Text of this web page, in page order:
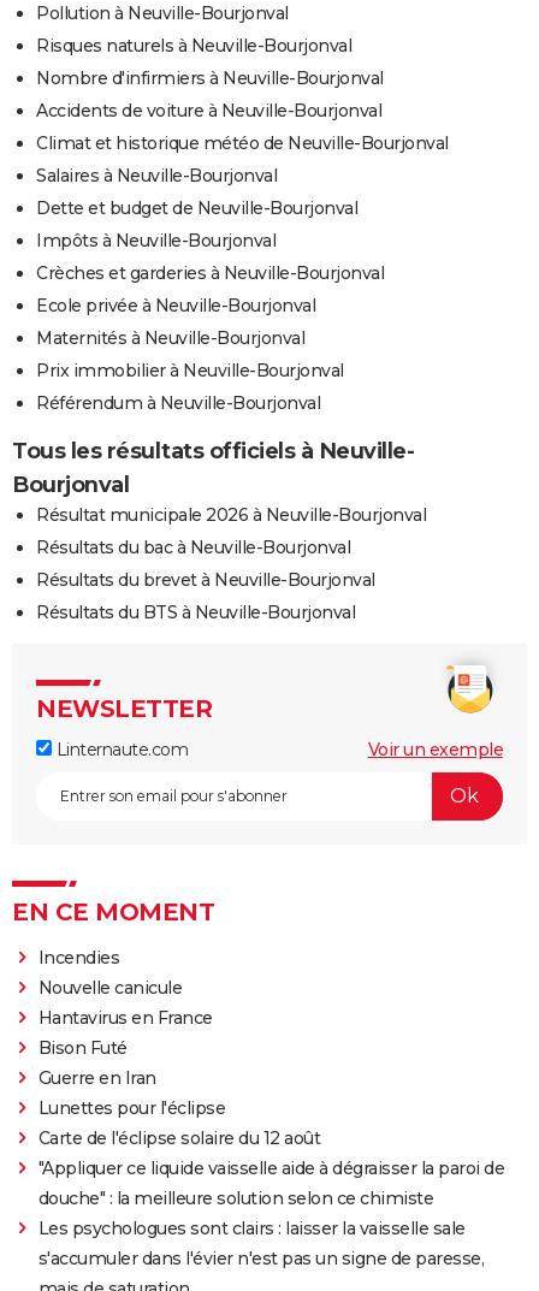
Pollution à Neuville-Bourjonval
Risques naturels à Neuville-Bourjonval
Nombre d'infirmiers à Neuville-Bourjonval
Accidents de voiture à Neuville-Bourjonval
Climat et historique météo de Neuville-Bourjonval
Salaires à Neuville-Bourjonval
Dette et budget de Neuville-Bourjonval
Impôts à Neuville-Bourjonval
Crèches et garderies à Neuville-Bourjonval
Ecole privée à Neuville-Bourjonval
Maternités à Neuville-Bourjonval
Prix immobilier à Neuville-Bourjonval
Référendum à Neuville-Bourjonval
Tous les résultats officiels à Neuville-
Bourjonval
Résultat municipale 2026 à Neuville-Bourjonval
Résultats du bac à Neuville-Bourjonval
Résultats du brevet à Neuville-Bourjonval
Résultats du BTS à Neuville-Bourjonval
NEWSLETTER
Linternaute.com Voir un exemple
EN CE MOMENT
Incendies
Nouvelle canicule
Hantavirus en France
Bison Futé
Guerre en Iran
Lunettes pour l'éclipse
Carte de l'éclipse solaire du 12 août
"Appliquer ce liquide vaisselle aide à dégraisser la paroi de
douche" : la meilleure solution selon ce chimiste
Les psychologues sont clairs : laisser la vaisselle sale
s'accumuler dans l'évier n'est pas un signe de paresse,